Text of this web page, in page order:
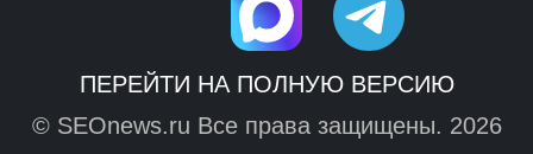
ПЕРЕЙТИ НА ПОЛНУЮ ВЕРСИЮ
© SEOnews.ru Все права защищены. 2026